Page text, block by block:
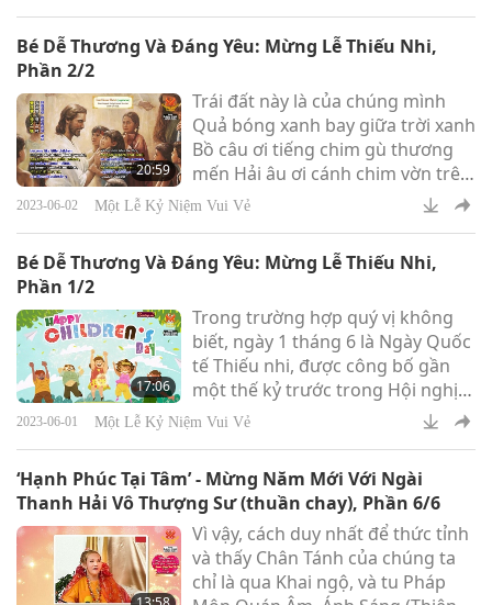
tâm linh cùng tham gia thiền thất
nhằm tôn vinh ngày đản sinh của
chay), Ngày Lễ Mẹ và ngày sinh
của Ngài Thanh Hải Vô Thượng
Sư (thuần chay) Kính Yêu. Vào tối
ngày 17 tháng 5
Bé Dễ Thương Và Đáng Yêu: Mừng Lễ Thiếu Nhi,
Phần 2/2
20:59
Trái đất này là của chúng mình
Quả bóng xanh bay giữa trời xanh
Bồ câu ơi tiếng chim gù thương
mến Hải âu ơi cánh chim vờn trên
sóng Cùng bay nào (Cùng bay
nào (Cùng bay nào) Cho trái đất
quay
2023-06-02 Một Lễ Kỷ Niệm Vui Vẻ
Bé Dễ Thương Và Đáng Yêu: Mừng Lễ Thiếu Nhi,
Phần 1/2
17:06
Trong trường hợp quý vị không
biết, ngày 1 tháng 6 là Ngày Quốc
tế Thiếu nhi, được công bố gần
một thế kỷ trước trong Hội nghị
Thế giới về Phúc lợi Trẻ em ở
nhiều quốc gia trên khắp thế giới.
Mặc dù không phải tất cả các
quốc gia đều mừng Ngày Thiếu
nhi trong cùng một ngày, nhưng
hầu hết đều có một ngày toàn
2023-06-01 Một Lễ Kỷ Niệm Vui Vẻ
‘Hạnh Phúc Tại Tâm’ - Mừng Năm Mới Với Ngài
Thanh Hải Vô Thượng Sư (thuần chay), Phần 6/6
Vì vậy, cách duy nhất để thức tỉnh
và thấy Chân Tánh của chúng ta
chỉ là qua Khai ngộ, và tu Pháp